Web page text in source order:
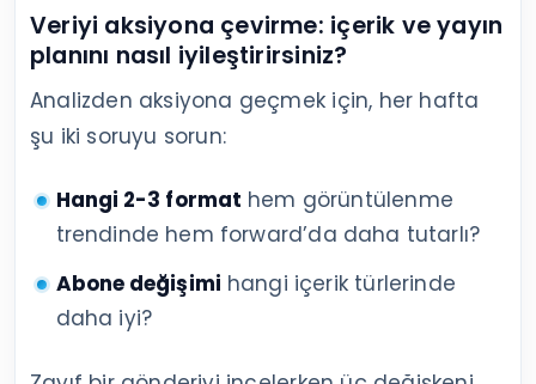
Veriyi aksiyona çevirme: içerik ve yayın
planını nasıl iyileştirirsiniz?
Analizden aksiyona geçmek için, her hafta
şu iki soruyu sorun:
Hangi 2-3 format hem görüntülenme
trendinde hem forward’da daha tutarlı?
Abone değişimi hangi içerik türlerinde
daha iyi?